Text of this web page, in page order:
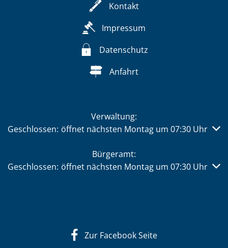
Kontakt
Impressum
Datenschutz
Anfahrt
Verwaltung:
Klicken, um weitere Öffnungs- oder Schließzeiten
Geschlossen: öffnet nächsten Montag um 07:30 Uhr
Bürgeramt:
Klicken, um weitere Öffnungs- oder Schließzeiten
Geschlossen: öffnet nächsten Montag um 07:30 Uhr
Zur Facebook Seite